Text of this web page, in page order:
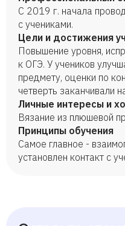
С 2019 г. начала
с учениками.
Цели и достижения
Повышение уровня,
к ОГЭ. У учеников
предмету, оценки по
четверть заканчивали
Личные интересы и
Вязание из плюшевой
Принципы обучения
Самое главное -
установлен контакт с